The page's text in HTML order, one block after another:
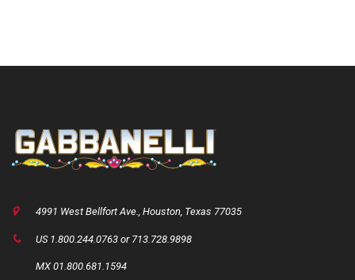
4991 West Bellfort Ave., Houston, Texas 77035
US 1.800.244.0763 or 713.728.9898
MX 01.800.681.1594